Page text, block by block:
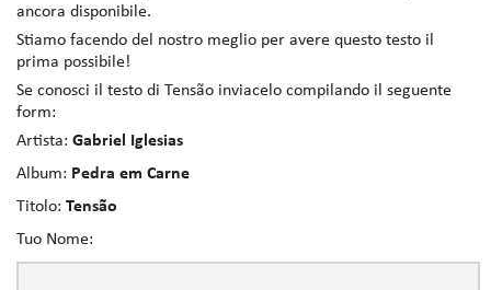
ancora disponibile.
Stiamo facendo del nostro meglio per avere questo testo il
prima possibile!
Se conosci il testo di Tensão inviacelo compilando il seguente
form:
Artista: Gabriel Iglesias
Album: Pedra em Carne
Titolo: Tensão
Tuo Nome: